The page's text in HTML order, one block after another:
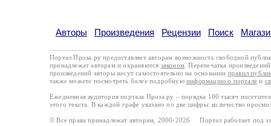
Авторы Произведения Рецензии Поиск
Портал Проза.ру предоставляет авторам возможность свободной
принадлежат авторам и охраняются законом . Перепечатка
произведений авторы несут самостоятельно на основании правил
также можете посмотреть более подробную информацию о портале и
Ежедневная аудитория портала Проза.ру – порядка 100 тысяч
этого текста. В каждой графе указано по две цифры: количество
© Все права принадлежат авторам, 2000-2026 Портал работает под